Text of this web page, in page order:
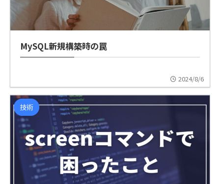
MySQL新規構築時の罠
2024/8/6
技術